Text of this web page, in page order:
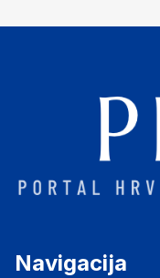
osuđena, ali nitko
Navigacija